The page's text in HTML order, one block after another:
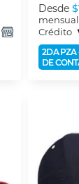
Desde
Crédito
2DA PZA
DE